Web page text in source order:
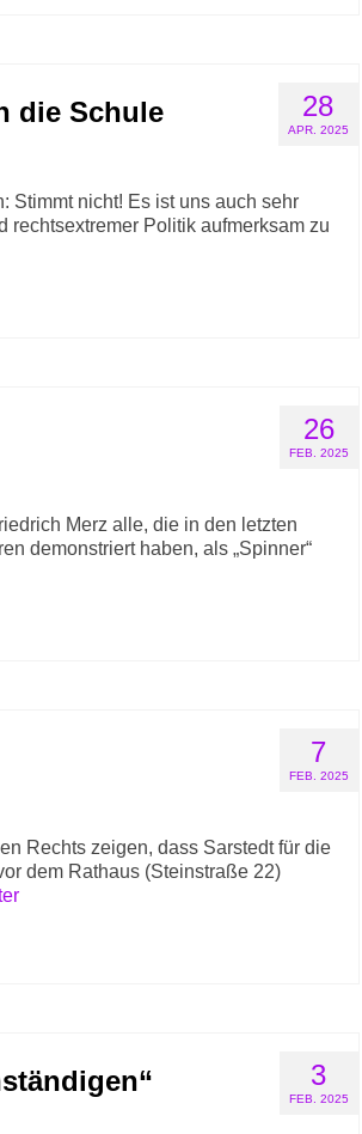
28
APR. 2025
die Schule
Stimmt nicht! Es ist uns auch sehr
rechtsextremer Politik aufmerksam zu
26
FEB. 2025
Merz alle, die in den letzten
demonstriert haben, als „Spinner“
7
FEB. 2025
Rechts zeigen, dass Sarstedt für die
dem Rathaus (Steinstraße 22)
3
FEB. 2025